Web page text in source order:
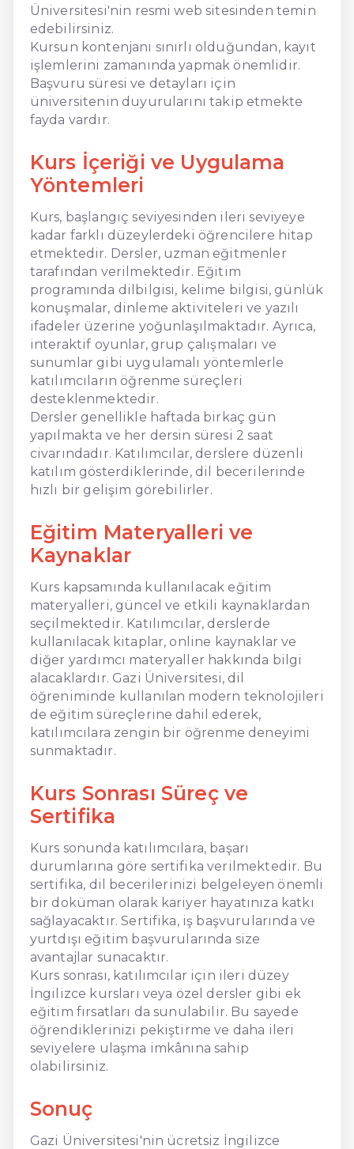
Üniversitesi'nin resmi web sitesinden temin
edebilirsiniz.
Kursun kontenjanı sınırlı olduğundan, kayıt
işlemlerini zamanında yapmak önemlidir.
Başvuru süresi ve detayları için
üniversitenin duyurularını takip etmekte
fayda vardır.
Kurs İçeriği ve Uygulama
Yöntemleri
Kurs, başlangıç seviyesinden ileri seviyeye
kadar farklı düzeylerdeki öğrencilere hitap
etmektedir. Dersler, uzman eğitmenler
tarafından verilmektedir. Eğitim
programında dilbilgisi, kelime bilgisi, günlük
konuşmalar, dinleme aktiviteleri ve yazılı
ifadeler üzerine yoğunlaşılmaktadır. Ayrıca,
interaktif oyunlar, grup çalışmaları ve
sunumlar gibi uygulamalı yöntemlerle
katılımcıların öğrenme süreçleri
desteklenmektedir.
Dersler genellikle haftada birkaç gün
yapılmakta ve her dersin süresi 2 saat
civarındadır. Katılımcılar, derslere düzenli
katılım gösterdiklerinde, dil becerilerinde
hızlı bir gelişim görebilirler.
Eğitim Materyalleri ve
Kaynaklar
Kurs kapsamında kullanılacak eğitim
materyalleri, güncel ve etkili kaynaklardan
seçilmektedir. Katılımcılar, derslerde
kullanılacak kitaplar, online kaynaklar ve
diğer yardımcı materyaller hakkında bilgi
alacaklardır. Gazi Üniversitesi, dil
öğreniminde kullanılan modern teknolojileri
de eğitim süreçlerine dahil ederek,
katılımcılara zengin bir öğrenme deneyimi
sunmaktadır.
Kurs Sonrası Süreç ve
Sertifika
Kurs sonunda katılımcılara, başarı
durumlarına göre sertifika verilmektedir. Bu
sertifika, dil becerilerinizi belgeleyen önemli
bir doküman olarak kariyer hayatınıza katkı
sağlayacaktır. Sertifika, iş başvurularında ve
yurtdışı eğitim başvurularında size
avantajlar sunacaktır.
Kurs sonrası, katılımcılar için ileri düzey
İngilizce kursları veya özel dersler gibi ek
eğitim fırsatları da sunulabilir. Bu sayede
öğrendiklerinizi pekiştirme ve daha ileri
seviyelere ulaşma imkânına sahip
olabilirsiniz.
Sonuç
Gazi Üniversitesi'nin ücretsiz İngilizce